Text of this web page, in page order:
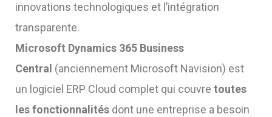
innovations technologiques et l’intégration
transparente.
Microsoft Dynamics 365 Business
Central (anciennement Microsoft Navision) est
un logiciel ERP Cloud complet qui couvre toutes
les fonctionnalités dont une entreprise a besoin